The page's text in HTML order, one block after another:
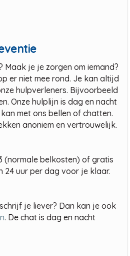
Maak je je zorgen om iemand?
er niet mee rond. Je kan altijd
hulpverleners. Bijvoorbeeld
Onze hulplijn is dag en nacht
met ons bellen of chatten.
anoniem en vertrouwelijk.
(normale belkosten) of gratis
24 uur per dag voor je klaar.
je liever? Dan kan je ook
. De chat is dag en nacht